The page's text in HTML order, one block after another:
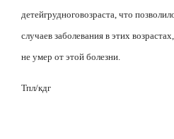
детейгрудноговозраста, что
случаев заболевания в этих
не умер от этой болезни.
Тпл/кдг